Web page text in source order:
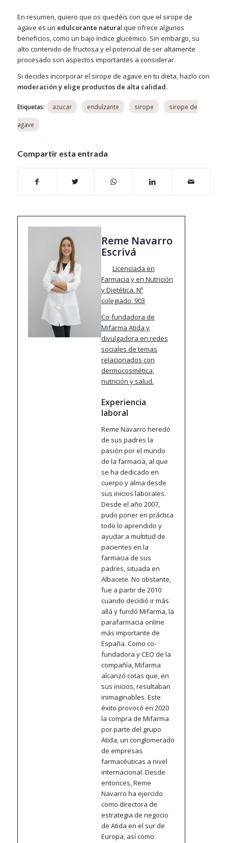
En resumen, quiero que os quedéis con que el sirope de
agave es un edulcorante natural que ofrece algunos
beneficios, como un bajo índice glucémico. Sin embargo, su
alto contenido de fructosa y el potencial de ser altamente
procesado son aspectos importantes a considerar.
Si decides incorporar el sirope de agave en tu dieta, hazlo con
moderación y elige productos de alta calidad.
Etiquetas:
Compartir esta entrada
Reme Navarro
Escrivá
Licenciada en
Farmacia y en Nutrición
y Dietética. Nº
colegiado: 903
Co-fundadora de
Mifarma Atida y
divulgadora en redes
sociales de temas
relacionados con
dermocosmética,
nutrición y salud.
Experiencia
laboral
Reme Navarro heredó
de sus padres la
pasión por el mundo
de la farmacia, al que
se ha dedicado en
cuerpo y alma desde
sus inicios laborales.
Desde el año 2007,
pudo poner en práctica
todo lo aprendido y
ayudar a multitud de
pacientes en la
farmacia de sus
padres, situada en
Albacete. No obstante,
fue a partir de 2010
cuando decidió ir más
allá y fundó Mifarma, la
parafarmacia online
más importante de
España. Como co-
fundadora y CEO de la
compañía, Mifarma
alcanzó cotas que, en
sus inicios, resultaban
inimaginables. Este
éxito provocó en 2020
la compra de Mifarma
por parte del grupo
Atida, un conglomerado
de empresas
farmacéuticas a nivel
internacional. Desde
entonces, Reme
Navarro ha ejercido
como directora de
estrategia de negocio
de Atida en el sur de
Europa, así como